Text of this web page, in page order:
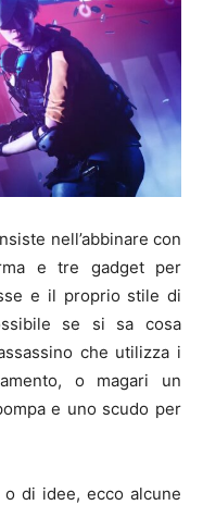
nell’abbinare con
e tre gadget per
e il proprio stile di
se si sa cosa
che utilizza i
o magari un
e uno scudo per
di idee, ecco alcune